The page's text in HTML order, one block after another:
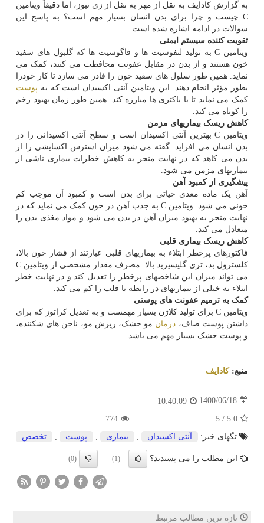
به گزارش کادایف به نقل از مهر به نقل از زی نیوز، اما دقیقاً ویتامین
C چیست و چرا برای بدن انسان بسیار مهم است؟ به پاسخ این
سوالات در ادامه اشاره شده است.
تقویت کننده سیستم ایمنی
ویتامین C به تولید لنفوسیت ها و فاگوسیت ها که گلبول های سفید
خون هستند و از بدن در مقابل عفونت محافظت می کنند، کمک می
نماید. همین طور سلول های سفید خون را قادر می سازد تا کار خودرا
بطور مؤثر انجام دهند. این ویتامین آنتی اکسیدان است که به پوست
کمک می نماید تا با باکتری ها مبارزه کند. همین طور زمان بهبود زخم
را کوتاه می کند.
کاهش ریسک بیماریهای مزمن
ویتامین C بهترین آنتی اکسیدان است و سطح آنتی اکسیدانی را در
بدن انسان می افزاید. گفته می شود میزان استرس اکسایشی را از
بدن می کاهد که در نهایت منجر به کاهش خطرات بیماری ناشی از
بیماریهای مزمن می شود.
پیشگیری از کمبود آهن
آهن یک ماده مغذی حیاتی برای بدن است و کمبود آن موجب کم
خونی می شود. ویتامین C به جذب آهن در خون کمک می نماید که در
نهایت منجر به بهبود میزان آهن در بدن می شود و مواد مغذی بدن را
متعادل می کند.
کاهش ریسک بیماری قلبی
فاکتورهای پرخطر ابتلاء به بیماریهای قلبی عبارتند از فشار خون بالا،
کلسترول بد، تری گلیسیرید بالا. مصرف مقدار مشخصی از ویتامین C
می تواند میزان این شاخصهای پرخطر را تعدیل کند و در نهایت خطر
ابتلاء به خیلی از بیماریهای در رابطه با قلب را کم می کند.
کمک به ترمیم عفونت های پوستی
ویتامین C برای تولید کلاژن بسیار مهمست و به تعدیل کراتوز که برای
داشتن پوست صاف، درمان مو خشک، ریزش مو، ناخن های شکننده،
و پوست خشک بسیار مهم می باشد.
منبع:كادایف
1400/06/18
10:40:09
5.0
/
5
774
تگهای خبر:
آنتی اكسیدان بیماری پوست تخصص
این مطلب را می پسندید؟ (1)
(0)
تازه ترین مطالب مرتبط